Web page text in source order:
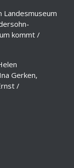
Landesmuseum
kommt /
Gerken,
/